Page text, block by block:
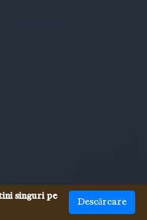
singuri pe
Descărcare